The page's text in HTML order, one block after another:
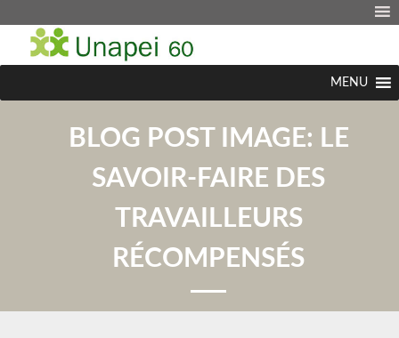
MENU
BLOG POST IMAGE: LE
SAVOIR-FAIRE DES
TRAVAILLEURS
RÉCOMPENSÉS